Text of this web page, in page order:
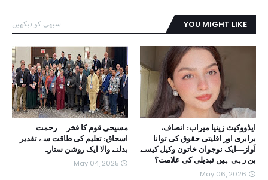
YOU MIGHT LIKE سبھی کو دیکھیں
ایڈووکیٹ زینیا میراب: انصاف،
برابری اور اقلیتی حقوق کی توانا
آواز—ایک نوجوان خاتون وکیل کیسے
بن رہی ہیں تبدیلی کی علامت؟
May 06, 2026
مسیحی قوم کا فخر— رحمت
اسحاق: تعلیم کی طاقت سے تقدیر
بدلنے والا ایک روشن ستارہ
May 04, 2025